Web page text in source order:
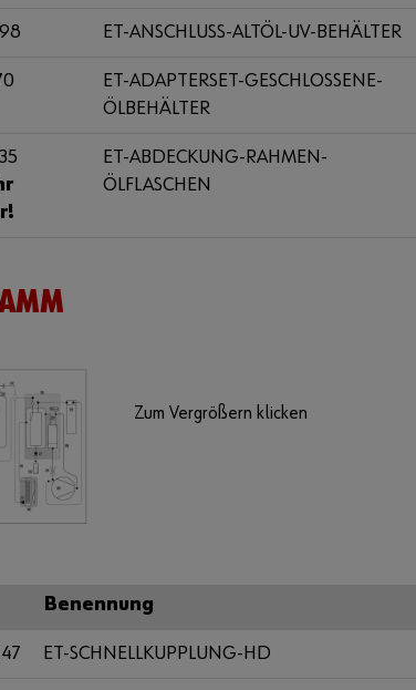
ET-ANSCHLUSS-ALTÖL-UV-BEHÄLTER
ET-ADAPTERSET-GESCHLOSSENE-
ÖLBEHÄLTER
ET-ABDECKUNG-RAHMEN-
ÖLFLASCHEN
Zum Vergrößern klicken
Benennung
ET-SCHNELLKUPPLUNG-HD